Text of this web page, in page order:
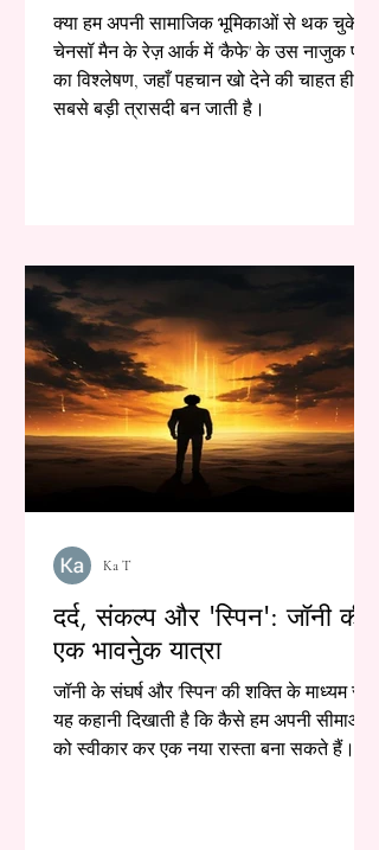
क्या हम अपनी सामाजिक भूमिकाओं से थक चुके हैं?
चेनसॉ मैन के रेज़ आर्क में 'कैफे' के उस नाजुक पल
का विश्लेषण, जहाँ पहचान खो देने की चाहत ही
सबसे बड़ी त्रासदी बन जाती है।
दर्द, संकल्प और 'स्पिन': जॉनी की
एक भावनेुक यात्रा
जॉनी के संघर्ष और 'स्पिन' की शक्ति के माध्यम से,
यह कहानी दिखाती है कि कैसे हम अपनी सीमाओं
को स्वीकार कर एक नया रास्ता बना सकते हैं।
Ka T